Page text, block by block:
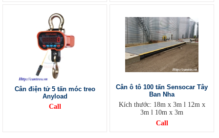
Cân điện tử 5 tấn móc treo
Anyload
Call
Cân ô tô 100 tấn Sensocar Tây
Ban Nha
Kích thước: 18m x 3m l 12m x
3m l 10m x 3m
Call